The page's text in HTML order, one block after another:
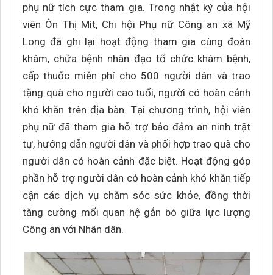
phụ nữ tích cực tham gia. Trong nhật ký của hội
viên Ôn Thị Mít, Chi hội Phụ nữ Công an xã Mỹ
Long đã ghi lại hoạt động tham gia cùng đoàn
khám, chữa bệnh nhân đạo tổ chức khám bệnh,
cấp thuốc miễn phí cho 500 người dân và trao
tặng quà cho người cao tuổi, người có hoàn cảnh
khó khăn trên địa bàn. Tại chương trình, hội viên
phụ nữ đã tham gia hỗ trợ bảo đảm an ninh trật
tự, hướng dẫn người dân và phối hợp trao quà cho
người dân có hoàn cảnh đặc biệt. Hoạt động góp
phần hỗ trợ người dân có hoàn cảnh khó khăn tiếp
cận các dịch vụ chăm sóc sức khỏe, đồng thời
tăng cường mối quan hệ gắn bó giữa lực lượng
Công an với Nhân dân.